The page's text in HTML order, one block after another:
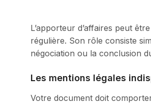
L’apporteur d’affaires peut
régulière. Son rôle consiste
négociation ou la conclusion
Les mentions légales
Votre document doit